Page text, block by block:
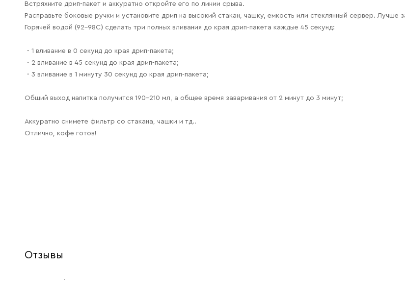
Встряхните дрип-пакет и аккуратно откройте его по линии срыва.
Расправьте боковые ручки и установите дрип на высокий стакан, чашку, емкость или стеклянный сервер. Лучше
Горячей водой (92-98С) сделать три полных вливания до края дрип-пакета каждые 45 секунд:
・1 вливание в 0 секунд до края дрип-пакета;
・2 вливание в 45 секунд до края дрип-пакета;
・3 вливание в 1 минуту 30 секунд до края дрип-пакета;
Общий выход напитка получится 190-210 мл, а общее время заваривания от 2 минут до 3 минут;
Аккуратно снимете фильтр со стакана, чашки и тд..
Отлично, кофе готов!
Отзывы